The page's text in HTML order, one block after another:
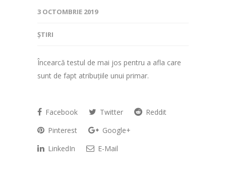
3 OCTOMBRIE 2019
ȘTIRI
Încearcă testul de mai jos pentru a afla care
sunt de fapt atribuțiile unui primar.
Facebook Twitter
Reddit
Pinterest
Google+
LinkedIn
E-Mail